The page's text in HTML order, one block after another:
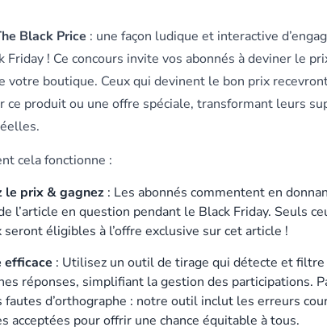
Black Price : une façon ludique et interactive
Friday ! Ce concours invite vos abonnés à deviner le
votre boutique. Ceux qui devinent le bon prix
ce produit ou une offre spéciale, transformant leurs
cela fonctionne :
le prix & gagnez : Les abonnés commentent en
l’article en question pendant le Black Friday. Seuls
seront éligibles à l’offre exclusive sur cet article !
efficace : Utilisez un outil de tirage qui détecte et
réponses, simplifiant la gestion des participations.
fautes d’orthographe : notre outil inclut les erreurs
acceptées pour offrir une chance équitable à tous.